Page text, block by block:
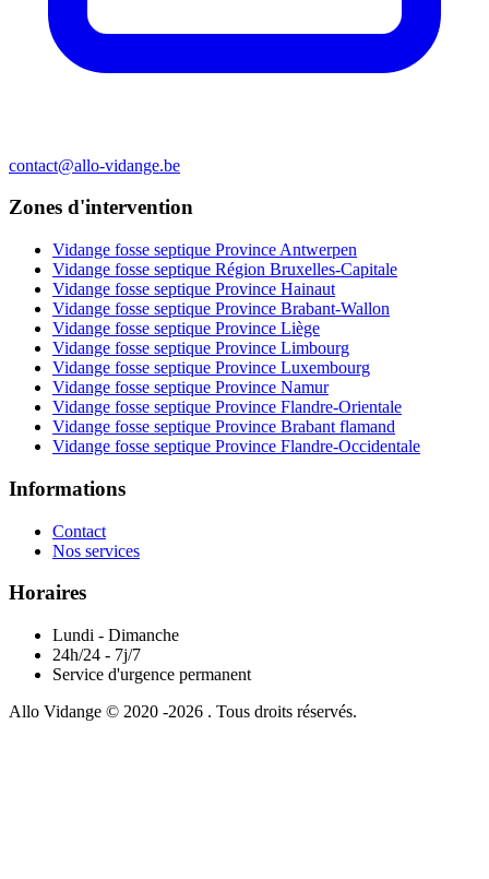
contact@allo-vidange.be
Zones d'intervention
Vidange fosse septique Province Antwerpen
Vidange fosse septique Région Bruxelles-Capitale
Vidange fosse septique Province Hainaut
Vidange fosse septique Province Brabant-Wallon
Vidange fosse septique Province Liège
Vidange fosse septique Province Limbourg
Vidange fosse septique Province Luxembourg
Vidange fosse septique Province Namur
Vidange fosse septique Province Flandre-Orientale
Vidange fosse septique Province Brabant flamand
Vidange fosse septique Province Flandre-Occidentale
Informations
Contact
Nos services
Horaires
Lundi - Dimanche
24h/24 - 7j/7
Service d'urgence permanent
Allo Vidange © 2020 -2026 . Tous droits réservés.